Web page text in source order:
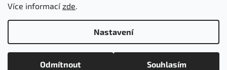
Více informacízde.
Nastavení
Odmítnout Souhlasím
Vytvořil Shoptet
Copyright 2026ADT SHOP . Všechna práva vyhrazena.